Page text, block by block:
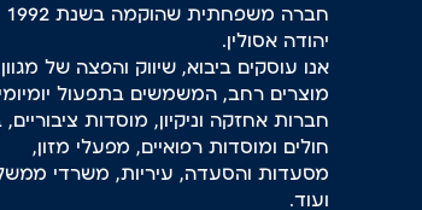
יהודה אסולין.
אנו עוסקים ביבוא, שיווק והפצה של מגוון
מוצרים רחב, המשמשים בתפעול
חברות אחזקה וניקיון, מוסדות ציבוריים,
חולים ומוסדות רפואיים, מפעלי מזון,
מסעדות והסעדה, עיריות, משרדי
ועוד.